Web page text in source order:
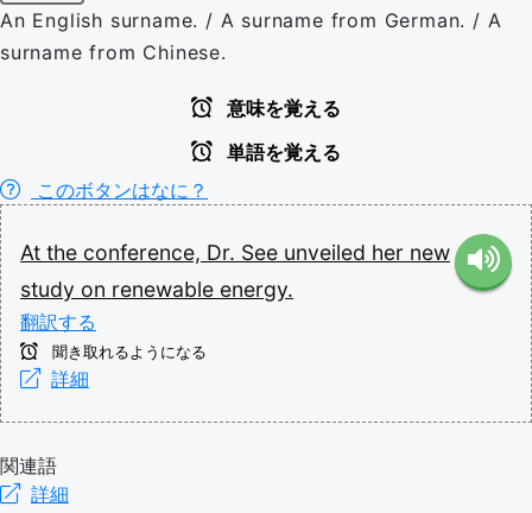
An English surname. / A surname from German. / A
surname from Chinese.
意味を覚える
単語を覚える
このボタンはなに？
At the conference, Dr. See unveiled her new
study on renewable energy.
翻訳する
聞き取れるようになる
詳細
関連語
詳細